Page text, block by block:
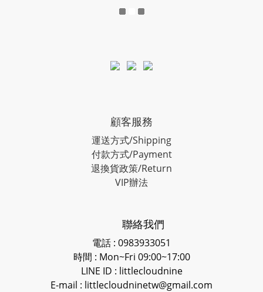
顧客服務
運送方式/Shipping
付款方式/Payment
退換貨政策/Return
VIP辦法
聯絡我們
電話 : 0983933051
時間 : Mon~Fri 09:00~17:00
LINE ID : littlecloudnine
E-mail : littlecloudninetw@gmail.com